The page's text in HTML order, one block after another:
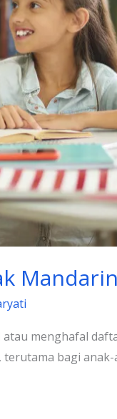
menghafal
bagi